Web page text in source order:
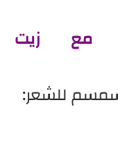
مع زيت
للشعر: